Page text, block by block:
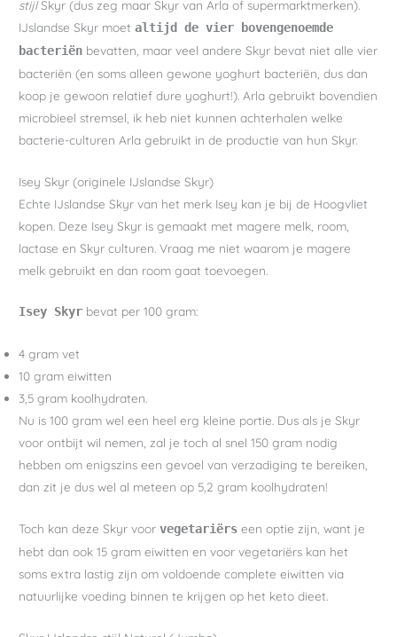
stijlSkyr (dus zeg maar Skyr van Arla of supermarktmerken).
IJslandse Skyr moetaltijd de vier bovengenoemde
bacteriën bevatten, maar veel andere Skyr bevat niet alle vier
bacteriën (en soms alleen gewone yoghurt bacteriën, dus dan
koop je gewoon relatief dure yoghurt!). Arla gebruikt bovendien
microbieel stremsel, ik heb niet kunnen achterhalen welke
bacterie-culturen Arla gebruikt in de productie van hun Skyr.
Isey Skyr (originele IJslandse Skyr)
Echte IJslandse Skyr van het merk Isey kan je bij de Hoogvliet
kopen. Deze Isey Skyr is gemaakt met magere melk, room,
lactase en Skyr culturen. Vraag me niet waarom je magere
melk gebruikt en dan room gaat toevoegen.
Isey Skyr bevat per 100 gram:
4 gram vet
10 gram eiwitten
3,5 gram koolhydraten.
Nu is 100 gram wel een heel erg kleine portie. Dus als je Skyr
voor ontbijt wil nemen, zal je toch al snel 150 gram nodig
hebben om enigszins een gevoel van verzadiging te bereiken,
dan zit je dus wel al meteen op 5,2 gram koolhydraten!
Toch kan deze Skyr voorvegetariërs een optie zijn, want je
hebt dan ook 15 gram eiwitten en voor vegetariërs kan het
soms extra lastig zijn om voldoende complete eiwitten via
natuurlijke voeding binnen te krijgen op het keto dieet.